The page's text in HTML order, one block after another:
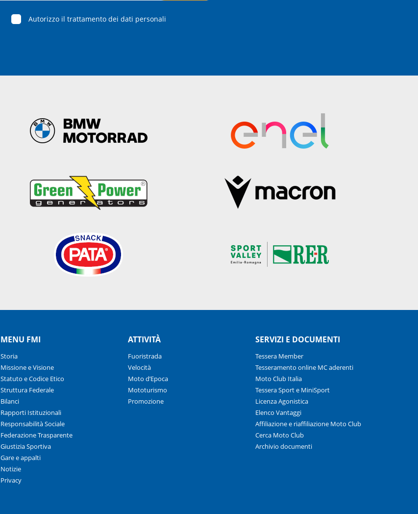
Autorizzo il trattamento dei dati personali
MENU FMI
Storia
Missione e Visione
Statuto e Codice Etico
Struttura Federale
Bilanci
Rapporti Istituzionali
Responsabilità Sociale
Federazione Trasparente
Giustizia Sportiva
Gare e appalti
Notizie
Privacy
ATTIVITÀ
Fuoristrada
Velocità
Moto d’Epoca
Mototurismo
Promozione
SERVIZI E DOCUMENTI
Tessera Member
Tesseramento online MC aderenti
Moto Club Italia
Tessera Sport e MiniSport
Licenza Agonistica
Elenco Vantaggi
Affiliazione e riaffiliazione Moto Club
Cerca Moto Club
Archivio documenti